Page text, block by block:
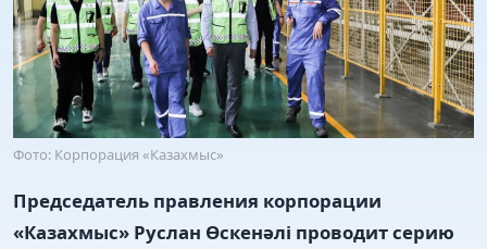
Фото: Корпорация «Казахмыс»
Председатель правления корпорации
«Казахмыс» Руслан Өскенәлі проводит серию